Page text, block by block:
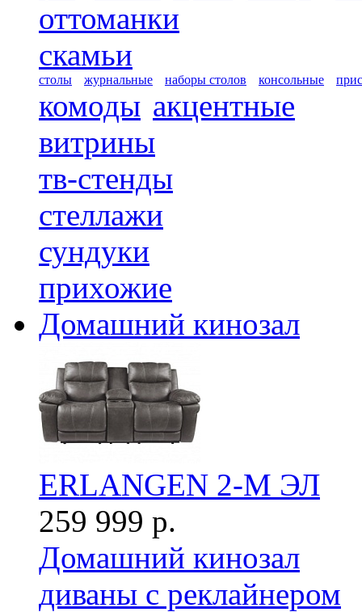
оттоманки
скамьи
столы журнальные наборы столов консольные
комоды акцентные
витрины
тв-стенды
стеллажи
сундуки
прихожие
Домашний кинозал
ERLANGEN 2-М ЭЛ
259 999 р.
Домашний кинозал
диваны с реклайнером